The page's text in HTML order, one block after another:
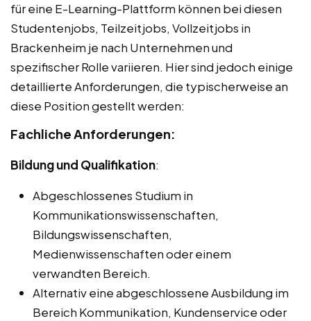
für eine E-Learning-Plattform können bei diesen
Studentenjobs, Teilzeitjobs, Vollzeitjobs in
Brackenheim je nach Unternehmen und
spezifischer Rolle variieren. Hier sind jedoch einige
detaillierte Anforderungen, die typischerweise an
diese Position gestellt werden:
Fachliche Anforderungen:
Bildung und Qualifikation:
Abgeschlossenes Studium in
Kommunikationswissenschaften,
Bildungswissenschaften,
Medienwissenschaften oder einem
verwandten Bereich.
Alternativ eine abgeschlossene Ausbildung im
Bereich Kommunikation, Kundenservice oder